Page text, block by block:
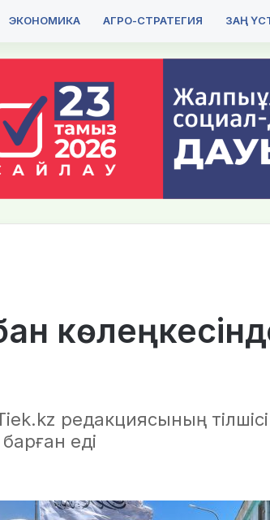
ЭКОНОМИКА АГРО-СТРАТЕГИЯ ЗАҢ
редакциясының
еді